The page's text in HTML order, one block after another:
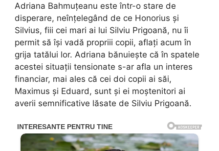
Adriana Bahmuțeanu este într-o stare de
disperare, neînțelegând de ce Honorius și
Silvius, fiii cei mari ai lui Silviu Prigoană, nu îi
permit să își vadă propriii copii, aflați acum în
grija tatălui lor. Adriana bănuiește că în spatele
acestei situații tensionate s-ar afla un interes
financiar, mai ales că cei doi copii ai săi,
Maximus și Eduard, sunt și ei moștenitori ai
averii semnificative lăsate de Silviu Prigoană.